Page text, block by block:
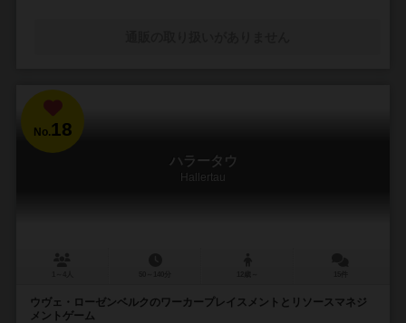
No.18
ハラータウ
Hallertau
ウヴェ・ローゼンベルクのワーカープレイスメントとリソースマネジ
メントゲーム